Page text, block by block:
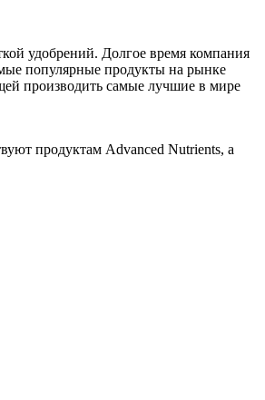
удобрений. Долгое время компания
популярные продукты на рынке
производить самые лучшие в мире
продуктам Advanced Nutrients, а